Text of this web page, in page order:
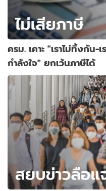
ครม. เคาะ "เราไม่ทิ้งกัน
กำลังใจ" ยกเว้นภาษีได้